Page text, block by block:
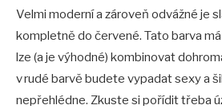
Velmi moderní a zároveň odvážné je
kompletně do červené. Tato barva
lze (a je výhodné) kombinovat
v rudé barvě budete vypadat sexy a
nepřehlédne. Zkuste si pořídit třeba